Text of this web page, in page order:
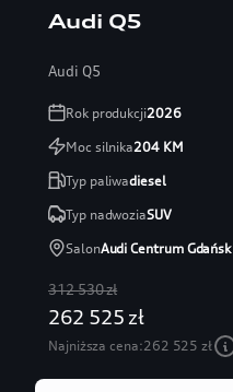
Audi Q5
Audi Q5
Rok produkcji2026
Moc silnika204KM
Typ paliwadiesel
Typ nadwoziaSUV
SalonAudi Centrum Gdańsk
312 530 zł
262 525 zł
Najniższa cena:262 525 zł